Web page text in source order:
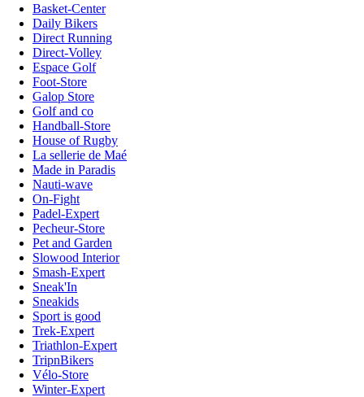
Basket-Center
Daily Bikers
Direct Running
Direct-Volley
Espace Golf
Foot-Store
Galop Store
Golf and co
Handball-Store
House of Rugby
La sellerie de Maé
Made in Paradis
Nauti-wave
On-Fight
Padel-Expert
Pecheur-Store
Pet and Garden
Slowood Interior
Smash-Expert
Sneak'In
Sneakids
Sport is good
Trek-Expert
Triathlon-Expert
TripnBikers
Vélo-Store
Winter-Expert